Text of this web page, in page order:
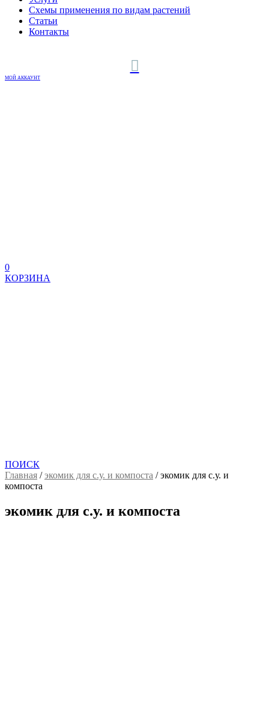
Схемы применения по видам растений
Статьи
Контакты
МОЙ АККАУНТ
0
КОРЗИНА
ПОИСК
Главная /экомик для с.у. и компоста /экомик для с.у. и
компоста
экомик для с.у. и компоста